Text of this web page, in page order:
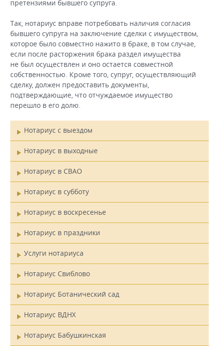
претензиями бывшего супруга.
Так, нотариус вправе потребовать наличия согласия
бывшего супруга на заключение сделки с имуществом,
которое было совместно нажито в браке, в том случае,
если после расторжения брака раздел имущества
не был осуществлен и оно остается совместной
собственностью. Кроме того, супруг, осуществляющий
сделку, должен предоставить документы,
подтверждающие, что отчуждаемое имущество
перешло в его долю.
Главное
меню
Нотариус с выездом
Нотариус в выходные
Нотариус в СВАО
Нотариус в субботу
Нотариус в воскресенье
Нотариус в праздники
Услуги нотариуса
Нотариус Свиблово
Нотариус Ботанический сад
Нотариус ВДНХ
Нотариус Бабушкинская